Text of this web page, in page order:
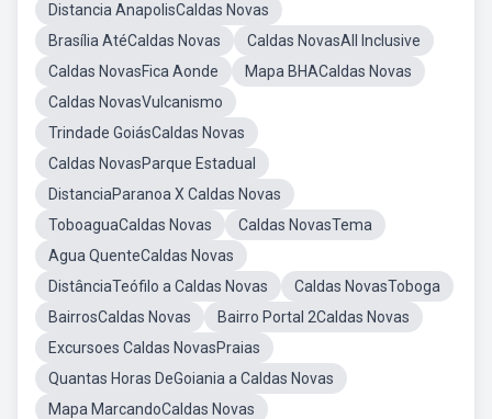
Distancia AnapolisCaldas Novas
Brasília AtéCaldas Novas
Caldas NovasAll Inclusive
Caldas NovasFica Aonde
Mapa BHACaldas Novas
Caldas NovasVulcanismo
Trindade GoiásCaldas Novas
Caldas NovasParque Estadual
DistanciaParanoa X Caldas Novas
ToboaguaCaldas Novas
Caldas NovasTema
Agua QuenteCaldas Novas
DistânciaTeófilo a Caldas Novas
Caldas NovasToboga
BairrosCaldas Novas
Bairro Portal 2Caldas Novas
Excursoes Caldas NovasPraias
Quantas Horas DeGoiania a Caldas Novas
Mapa MarcandoCaldas Novas